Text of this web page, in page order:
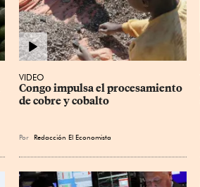
VIDEO
Congo impulsa el procesamiento
de cobre y cobalto
Por Redacción El Economista